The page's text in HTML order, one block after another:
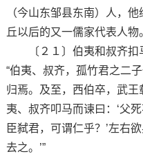
（今山东邹县东南）人，
丘以后的又一儒家代表人物
〔２１〕伯夷和叔齐扣马
“伯夷、叔齐，孤竹君之二
归焉。及至，西伯卒，武
夷、叔齐叩马而谏曰：‘父
臣弑君，可谓仁乎？’左右
去之。’”